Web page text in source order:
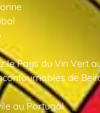
le Pays du Vin Vert
de
au Portugal